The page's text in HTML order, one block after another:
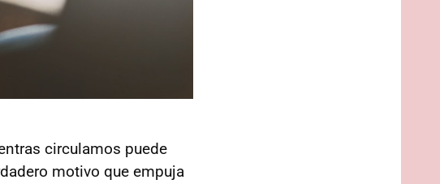
circulamos puede
motivo que empuja